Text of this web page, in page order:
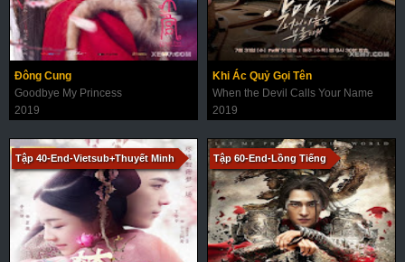
Đông Cung
Goodbye My Princess
2019
Khi Ác Quỷ Gọi Tên
When the Devil Calls Your Name
2019
Tập 40-End-Vietsub+Thuyết Minh Tập 60-End-Lồng Tiếng